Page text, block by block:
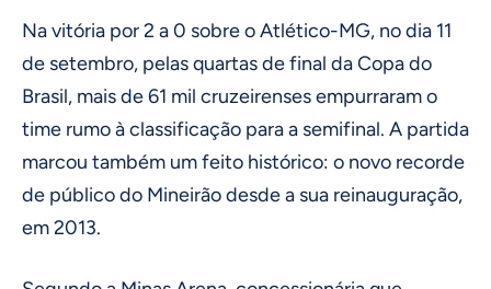
Na vitória por 2 a 0 sobre o Atlético-MG, no dia 11
de setembro, pelas quartas de final da Copa do
Brasil, mais de 61 mil cruzeirenses empurraram o
time rumo à classificação para a semifinal. A partida
marcou também um feito histórico: o novo recorde
de público do Mineirão desde a sua reinauguração,
em 2013.